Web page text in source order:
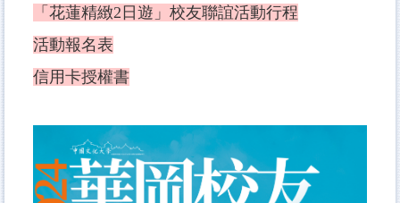
「花蓮精緻2日遊」校友聯誼活動行程
活動報名表
信用卡授權書